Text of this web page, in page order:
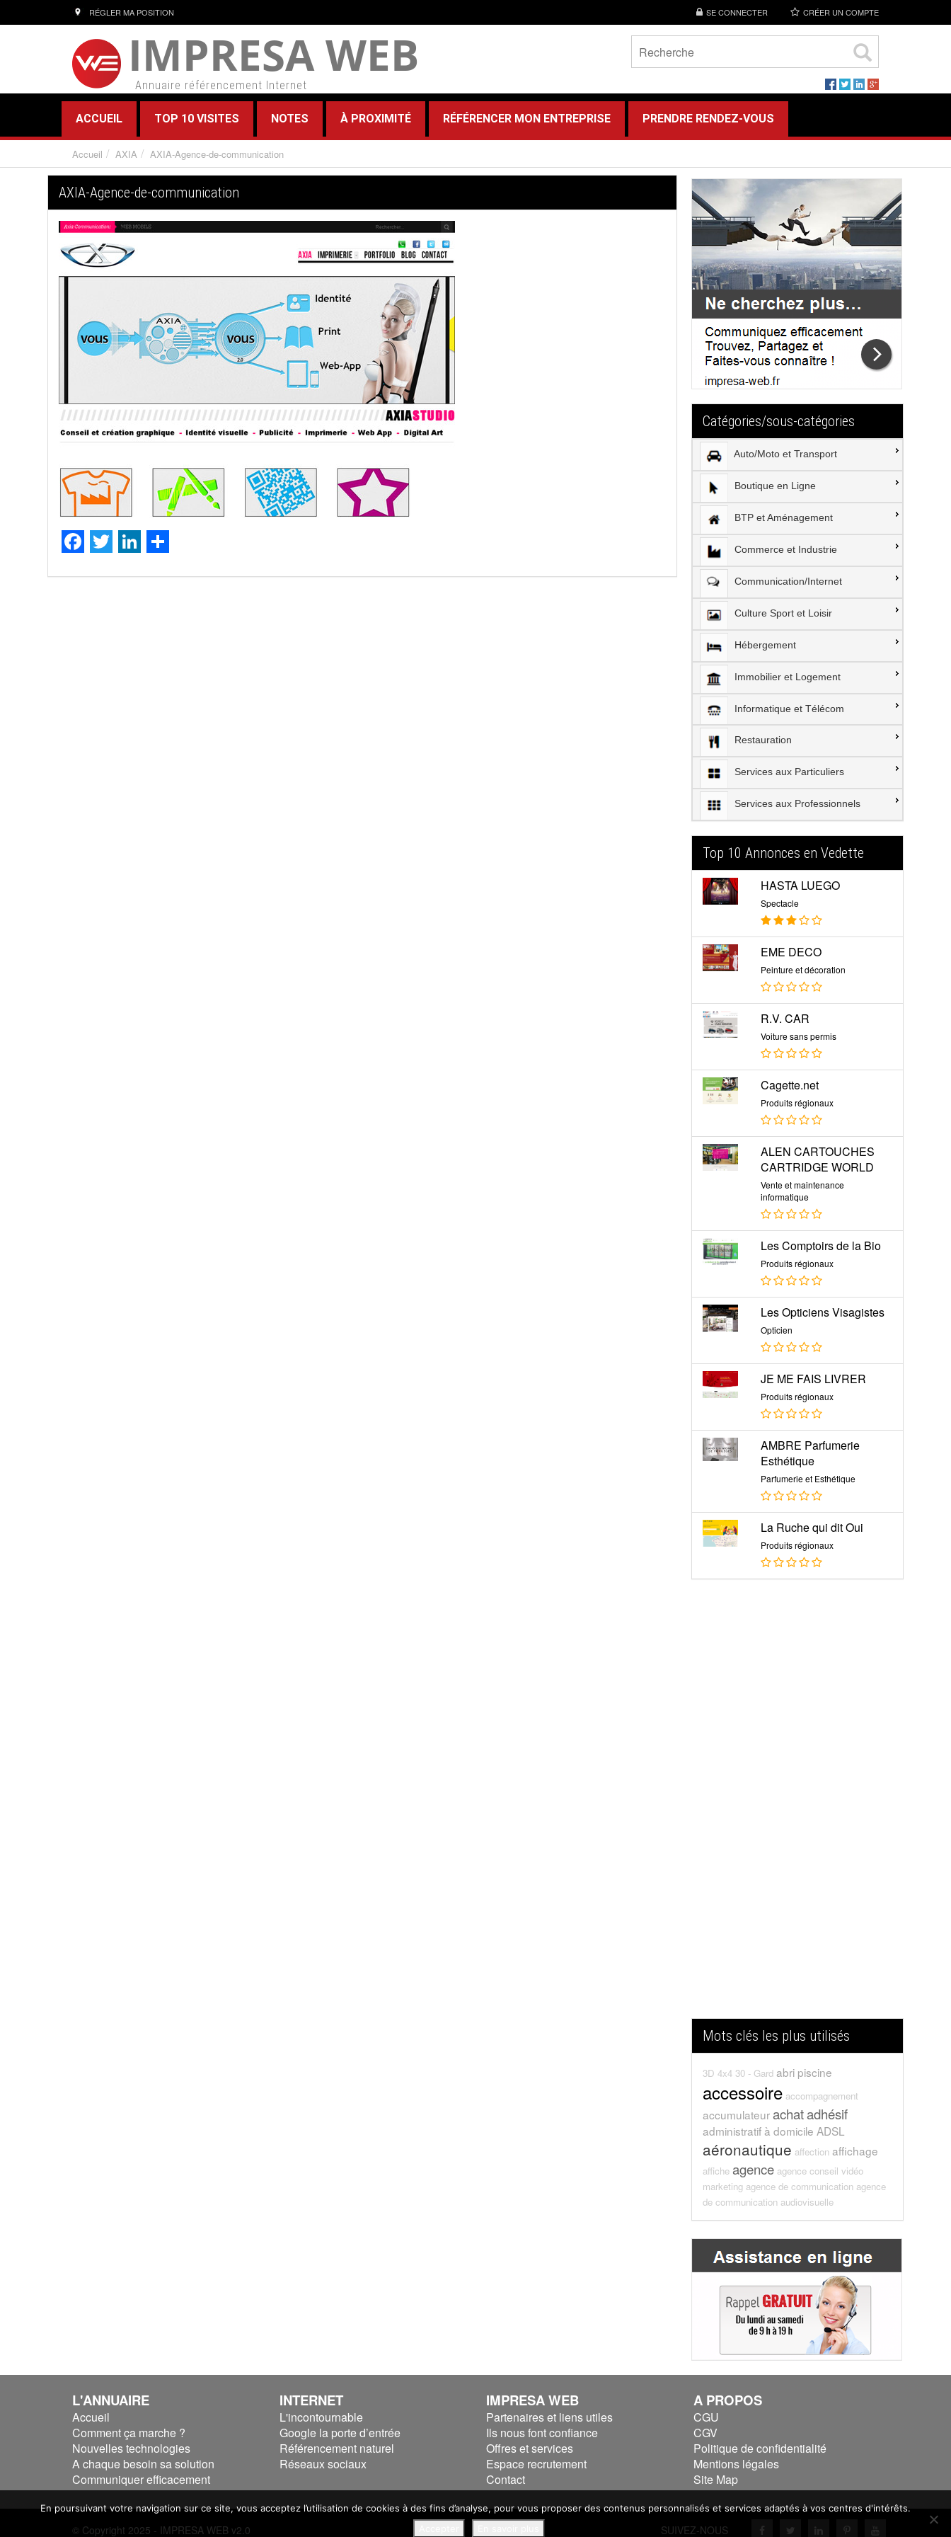
SE CONNECTER CRÉER UN COMPTE
RÉGLER MA POSITION
IMPRESA WEB
Annuaire référencement Internet
ACCUEIL TOP 10 VISITES NOTES À PROXIMITÉ RÉFÉRENCER MON ENTREPRISE PRENDRE RENDEZ-VOUS
Accueil AXIA AXIA-Agence-de-communication
AXIA-Agence-de-communication
Facebook
TwitterLinkedIn
Catégories/sous-catégories
Auto/Moto et Transport
Boutique en Ligne
BTP et Aménagement
Commerce et Industrie
Communication/Internet
Culture Sport et Loisir
Hébergement
Immobilier et Logement
Informatique et Télécom
Restauration
Services aux Particuliers
Services aux Professionnels
Top 10 Annonces en Vedette
HASTA LUEGO
Spectacle
EME DECO
Peinture et décoration
R.V. CAR
Voiture sans permis
Cagette.net
Produits régionaux
ALEN CARTOUCHES
CARTRIDGE WORLD
Vente et maintenance
informatique
Les Comptoirs de la Bio
Produits régionaux
Les Opticiens Visagistes
Opticien
JE ME FAIS LIVRER
Produits régionaux
AMBRE Parfumerie
Esthétique
Parfumerie et Esthétique
La Ruche qui dit Oui
Produits régionaux
Mots clés les plus utilisés
3D 4x4 30 - Gard abri piscine
accessoire accompagnement
accumulateurachatadhésif
administratifà domicile ADSL
aéronautique affection affichage
affiche agence agence conseil vidéo
marketing agence de communication agence
de communication audiovisuelle
L'ANNUAIRE
Accueil
Comment ça marche ?
Nouvelles technologies
A chaque besoin sa solution
Communiquer efficacement
INTERNET
L'incontournable
Google la porte d’entrée
Référencement naturel
Réseaux sociaux
IMPRESA WEB
Partenaires et liens utiles
Ils nous font confiance
Offres et services
Espace recrutement
Contact
A PROPOS
CGU
CGV
Politique de confidentialité
Mentions légales
Site Map
© Copyright 2025 - IMPRESA WEB v2.0 SUIVEZ-NOUS
En poursuivant votre navigation sur ce site, vous acceptez l’utilisation de cookies à des fins d’analyse, pour vous proposer des contenus personnalisés et services adaptés à vos centres d'intérêts.